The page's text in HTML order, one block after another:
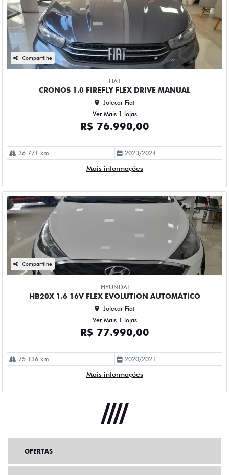
Compartilhe
FIAT
CRONOS 1.0 FIREFLY FLEX DRIVE MANUAL
Jolecar Fiat
Ver Mais 1 lojas
R$ 76.990,00
36.771 km 2023/2024
Mais informações
Compartilhe
HYUNDAI
HB20X 1.6 16V FLEX EVOLUTION AUTOMÁTICO
Jolecar Fiat
Ver Mais 1 lojas
R$ 77.990,00
75.136 km 2020/2021
Mais informações
OFERTAS